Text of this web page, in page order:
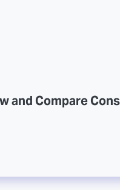
and Compare